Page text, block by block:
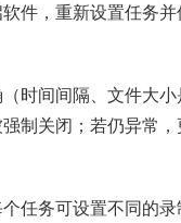
件，重新设置任务并
时间间隔、文件大
制关闭；若仍异常
任务可设置不同的